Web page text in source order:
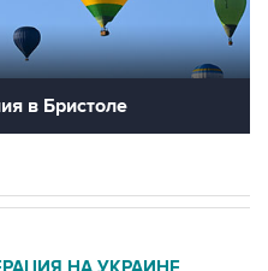
в Бристоле